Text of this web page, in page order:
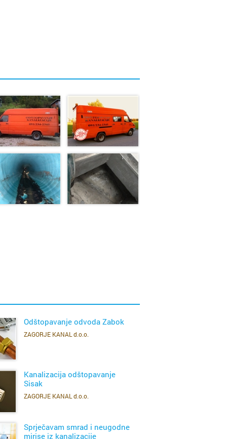
Odštopavanje odvoda Zabok
ZAGORJE KANAL d.o.o.
SAZNAJ VIŠE
Kanalizacija odštopavanje
Sisak
ZAGORJE KANAL d.o.o.
Sprječavam smrad i neugodne
mirise iz kanalizacije